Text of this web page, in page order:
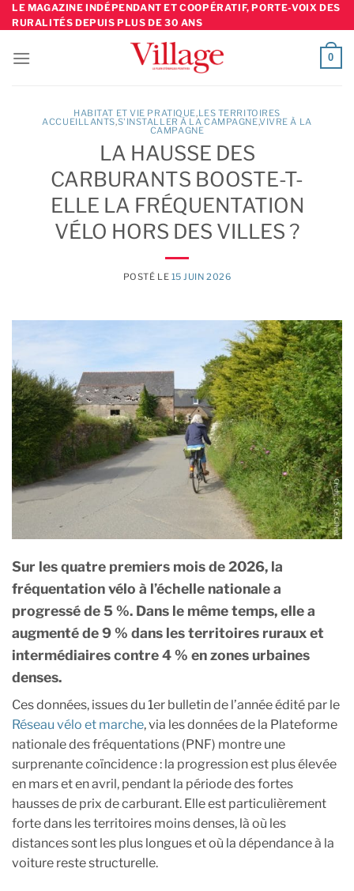
Skip
to
LE MAGAZINE INDÉPENDANT ET COOPÉRATIF, PORTE-VOIX DES
RURALITÉS DEPUIS PLUS DE 30 ANS
0
HABITAT ET VIE PRATIQUE,LES TERRITOIRES
ACCUEILLANTS,S'INSTALLER À LA CAMPAGNE,VIVRE À LA
CAMPAGNE
LA HAUSSE DES
CARBURANTS BOOSTE-T-
ELLE LA FRÉQUENTATION
VÉLO HORS DES VILLES ?
POSTÉ LE 15 JUIN 2026
Sur les quatre premiers mois de 2026, la
fréquentation vélo à l’échelle nationale a
progressé de 5 %. Dans le même temps, elle a
augmenté de 9 % dans les territoires ruraux et
intermédiaires contre 4 % en zones urbaines
denses.
Ces données, issues du 1er bulletin de l’année édité par le
Réseau vélo et marche, via les données de la Plateforme
nationale des fréquentations (PNF) montre une
surprenante coïncidence : la progression est plus élevée
en mars et en avril, pendant la période des fortes
hausses de prix de carburant. Elle est particulièrement
forte dans les territoires moins denses, là où les
distances sont les plus longues et où la dépendance à la
voiture reste structurelle.